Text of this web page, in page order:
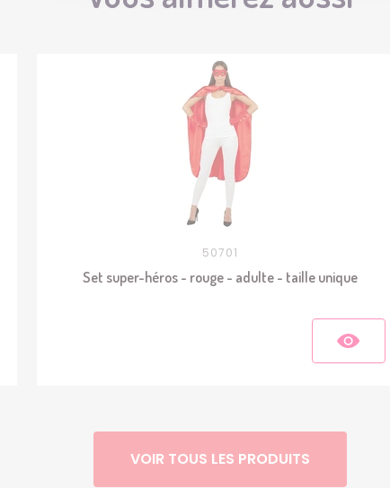
50701
Set super-héros - rouge - adulte - taille unique
VOIR TOUS LES PRODUITS